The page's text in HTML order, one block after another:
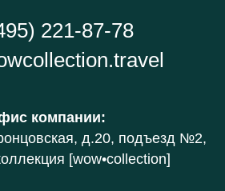
221-87-78
компании:
д.20, подъезд №2,
[wow•collection]